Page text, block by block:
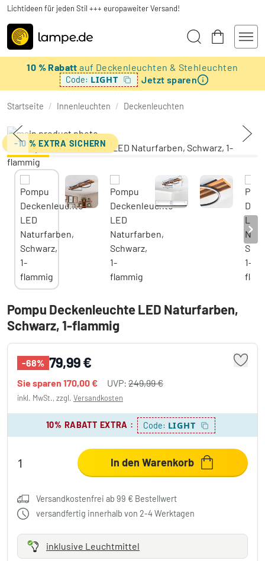
Lichtideen für jeden Stil +++ europaweiter Versand!
10 % Rabattauf Deckenleuchten & Stehleuchten
Code: LIGHT Jetzt sparen
Startseite / Innenleuchten / Deckenleuchten
-10 % EXTRA SICHERN
Pompu Deckenleuchte LED Naturfarben,
Schwarz, 1-flammig
-68% 79,99 €
Sie sparen 170,00 € UVP: 249,99 €
inkl. MwSt., zzgl. Versandkosten
10% RABATT EXTRA : Code: LIGHT
In den Warenkorb
Versandkostenfrei ab 99 € Bestellwert
versandfertig innerhalb von 2-4 Werktagen
inklusive Leuchtmittel